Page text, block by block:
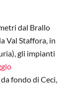
dal Brallo
Val Staffora, in
gli impianti
fondo di Ceci,